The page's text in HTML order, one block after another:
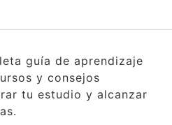
guía de aprendizaje
y consejos
tu estudio y alcanzar